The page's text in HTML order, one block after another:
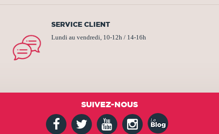
SERVICE CLIENT
Lundi au vendredi, 10-12h / 14-16h
SUIVEZ-NOUS